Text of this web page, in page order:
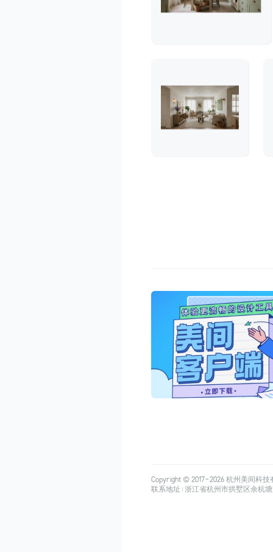
Copyright © 2017-2026杭州美间科技
联系地址：浙江省杭州市拱墅区余杭